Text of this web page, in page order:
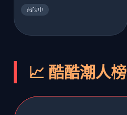
热映中
📈 酷酷潮人榜